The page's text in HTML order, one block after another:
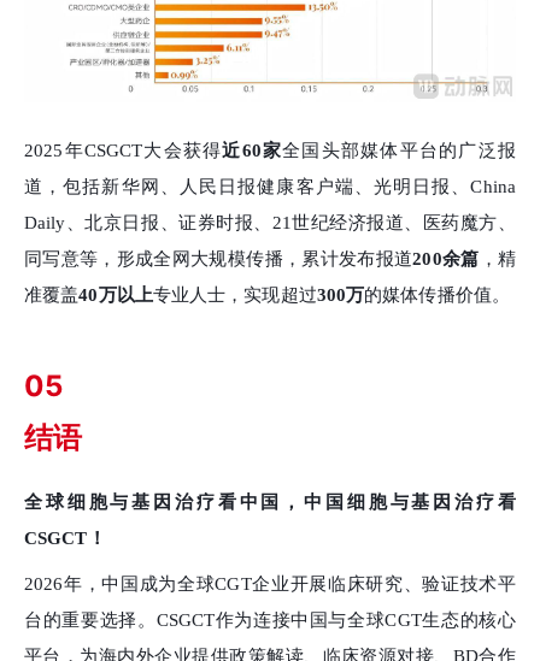
2025年CSGCT大会获得近60家全国头部媒体平台的广泛报
道，包括新华网、人民日报健康客户端、光明日报、China
Daily、北京日报、证券时报、21世纪经济报道、医药魔方、
同写意等，形成全网大规模传播，累计发布报道200余篇 ，精
准覆盖40万以上专业人士，实现超过300万的媒体传播价值。
05
结语
全球细胞与基因治疗看中国，中国细胞与基因治疗看
CSGCT！
2026年，中国成为全球CGT企业开展临床研究、验证技术平
台的重要选择。CSGCT作为连接中国与全球CGT生态的核心
平台，为海内外企业提供政策解读、临床资源对接、BD合作